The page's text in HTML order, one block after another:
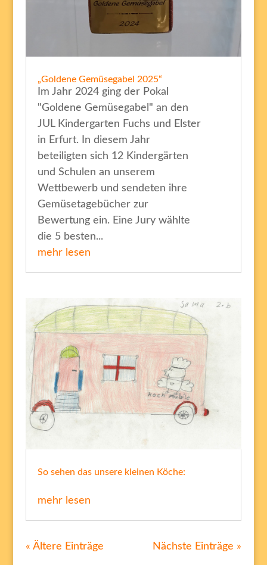
„Goldene Gemüsegabel 2025“
Im Jahr 2024 ging der Pokal
"Goldene Gemüsegabel" an den
JUL Kindergarten Fuchs und Elster
in Erfurt. In diesem Jahr
beteiligten sich 12 Kindergärten
und Schulen an unserem
Wettbewerb und sendeten ihre
Gemüsetagebücher zur
Bewertung ein. Eine Jury wählte
die 5 besten...
mehr lesen
So sehen das unsere kleinen Köche:
mehr lesen
« Ältere Einträge Nächste Einträge »